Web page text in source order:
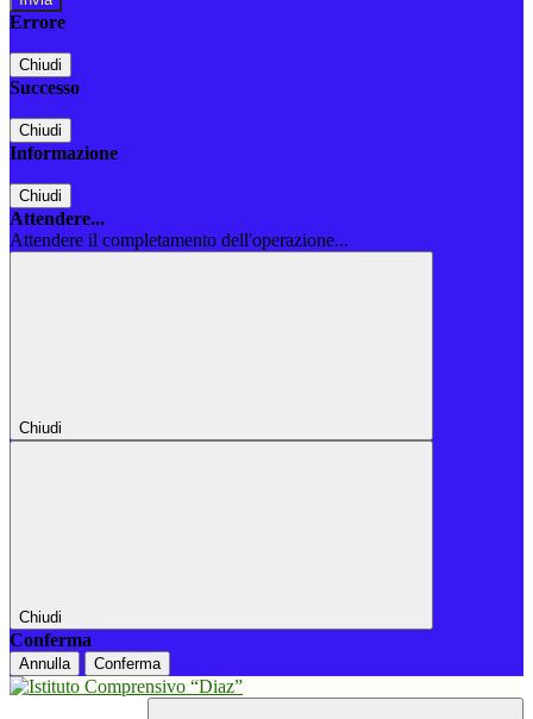
Errore
Chiudi
Successo
Chiudi
Informazione
Chiudi
Attendere...
Attendere il completamento dell'operazione...
Chiudi
Chiudi
Conferma
Annulla Conferma